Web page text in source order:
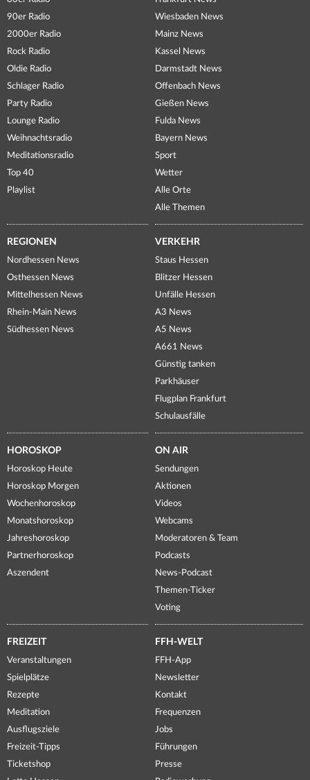
90er Radio
2000er Radio
Rock Radio
Oldie Radio
Schlager Radio
Party Radio
Lounge Radio
Weihnachtsradio
Meditationsradio
Top 40
Playlist
Wiesbaden News
Mainz News
Kassel News
Darmstadt News
Offenbach News
Gießen News
Fulda News
Bayern News
Sport
Wetter
Alle Orte
Alle Themen
REGIONEN
Nordhessen News
Osthessen News
Mittelhessen News
Rhein-Main News
Südhessen News
VERKEHR
Staus Hessen
Blitzer Hessen
Unfälle Hessen
A3 News
A5 News
A661 News
Günstig tanken
Parkhäuser
Flugplan Frankfurt
Schulausfälle
HOROSKOP
Horoskop Heute
Horoskop Morgen
Wochenhoroskop
Monatshoroskop
Jahreshoroskop
Partnerhoroskop
Aszendent
ON AIR
Sendungen
Aktionen
Videos
Webcams
Moderatoren & Team
Podcasts
News-Podcast
Themen-Ticker
Voting
FREIZEIT
Veranstaltungen
Spielplätze
Rezepte
Meditation
Ausflugsziele
Freizeit-Tipps
Ticketshop
FFH-WELT
FFH-App
Newsletter
Kontakt
Frequenzen
Jobs
Führungen
Presse